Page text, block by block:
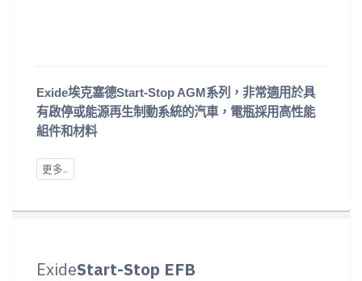
Exide埃克塞德Start-Stop AGM系列，非常適用於具
有啟停或能源再生制動系統的汽車，電瓶採用高性能
組件和材料
ExideStart-Stop EFB